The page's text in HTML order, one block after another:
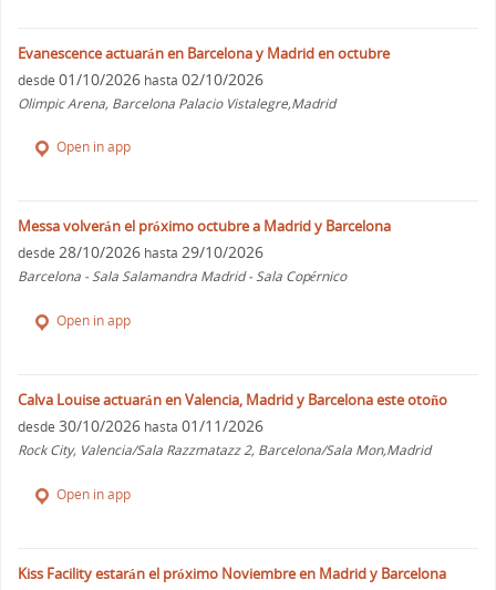
Evanescence actuarán en Barcelona y Madrid en octubre
desde 01/10/2026 hasta 02/10/2026
Olimpic Arena, Barcelona Palacio Vistalegre,Madrid
Open in app
Messa volverán el próximo octubre a Madrid y Barcelona
desde 28/10/2026 hasta 29/10/2026
Barcelona - Sala Salamandra Madrid - Sala Copérnico
Open in app
Calva Louise actuarán en Valencia, Madrid y Barcelona este otoño
desde 30/10/2026 hasta 01/11/2026
Rock City, Valencia/Sala Razzmatazz 2, Barcelona/Sala Mon,Madrid
Open in app
Kiss Facility estarán el próximo Noviembre en Madrid y Barcelona